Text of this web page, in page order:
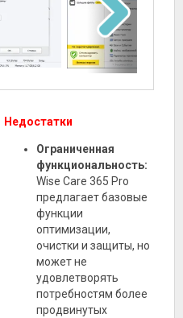
Недостатки
Ограниченная
функциональность:
Wise Care 365 Pro
предлагает базовые
функции
оптимизации,
очистки и защиты, но
может не
удовлетворять
потребностям более
продвинутых